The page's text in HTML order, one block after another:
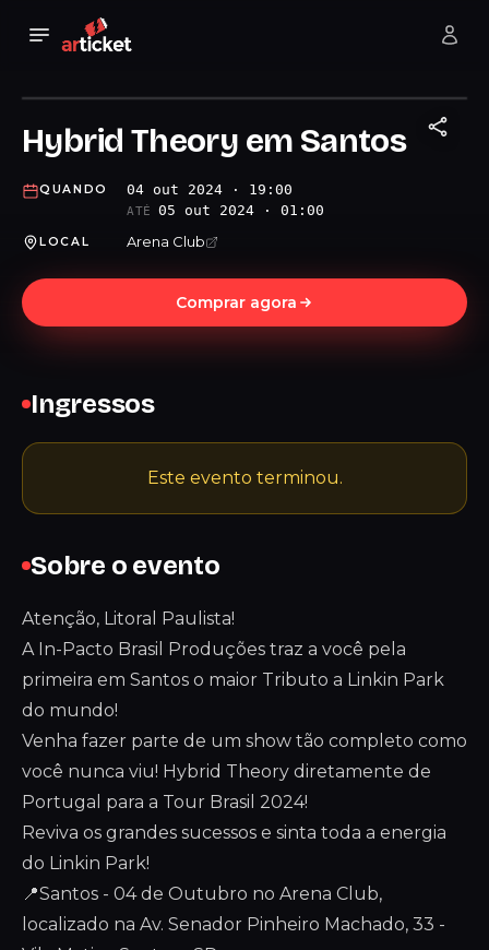
Hybrid Theory em Santos
QUANDO 04 out 2024 · 19:00
ATÉ 05 out 2024 · 01:00
LOCAL Arena Club
Comprar agora
Sobre o evento
Atenção, Litoral Paulista!
A In-Pacto Brasil Produções traz a você pela
primeira em Santos o maior Tributo a Linkin Park
do mundo!
Venha fazer parte de um show tão completo como
você nunca viu! Hybrid Theory diretamente de
Portugal para a Tour Brasil 2024!
Reviva os grandes sucessos e sinta toda a energia
do Linkin Park!
📍Santos - 04 de Outubro no Arena Club,
localizado na Av. Senador Pinheiro Machado, 33 -
Ingressos
Este evento terminou.